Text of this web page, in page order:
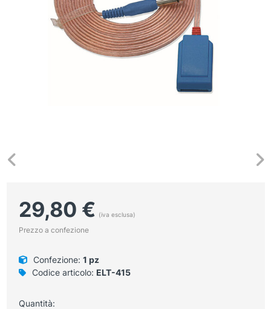
29,80 € (iva esclusa)
Prezzo a confezione
Confezione: 1 pz
Codice articolo: ELT-415
Quantità: